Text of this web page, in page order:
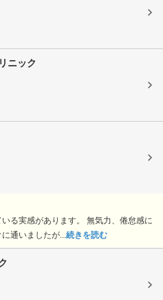
ニック
る実感があります。 無気力、倦怠感に
通いましたが...続きを読む